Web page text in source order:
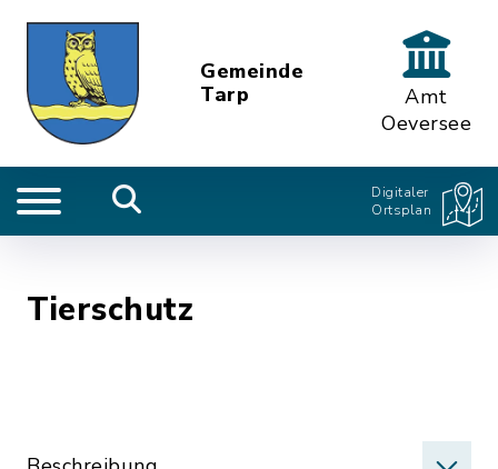
Gemeinde
Tarp
Amt
Oeversee
Digitaler
Ortsplan
Tierschutz